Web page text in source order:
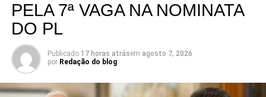
mais interessantes da eleição para a Assembleia
Legislativa em 2026.
PELA 7ª VAGA NA NOMINATA
DO PL
Publicado 17 horas atrásem agosto 7, 2026
por Redação do blog